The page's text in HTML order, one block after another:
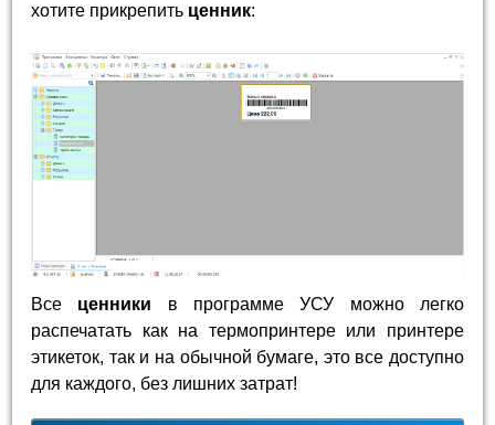
хотите прикрепить ценник:
Все ценники в программе УСУ можно легко
распечатать как на термопринтере или принтере
этикеток, так и на обычной бумаге, это все доступно
для каждого, без лишних затрат!